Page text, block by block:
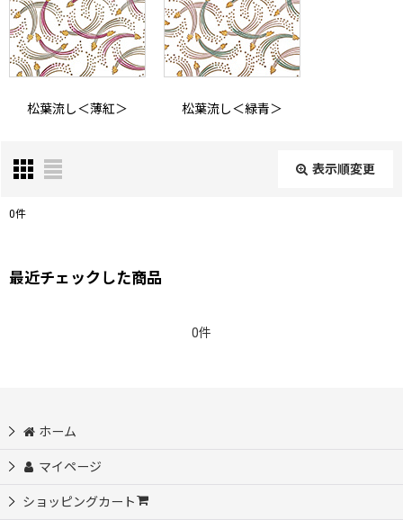
松葉流し＜薄紅＞ 松葉流し＜緑青＞
表示順変更
在庫あり
0件
最近チェックした商品
0件
ホーム
マイページ
ショッピングカート